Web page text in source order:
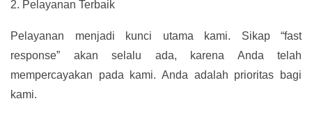
2. Pelayanan Terbaik
Pelayanan menjadi kunci utama kami. Sikap “fast
response” akan selalu ada, karena Anda telah
mempercayakan pada kami. Anda adalah prioritas bagi
kami.